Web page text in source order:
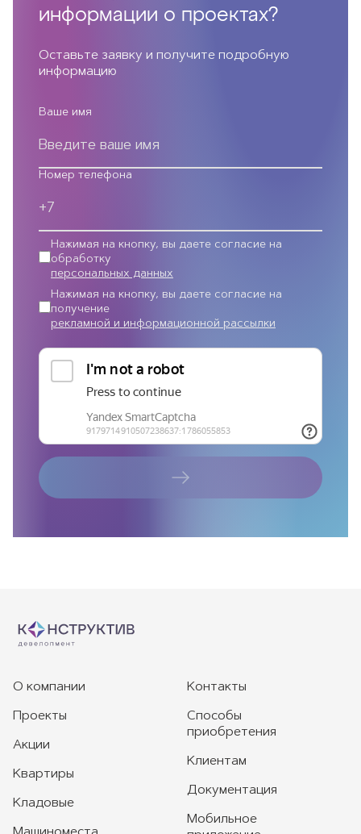
информации о проектах?
Оставьте заявку и получите подробную
информацию
Ваше имя
Номер телефона
О компании
Проекты
Акции
Квартиры
Кладовые
Контакты
Способы
приобретения
Клиентам
Документация
Мобильное